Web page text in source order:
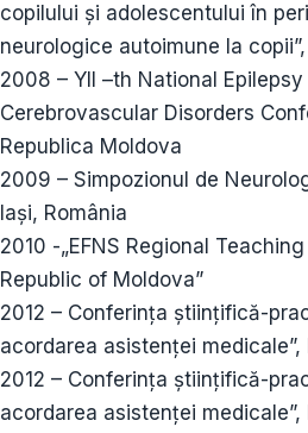
copilului și adolescentului în
neurologice autoimune la
2008 – YII –th National
Cerebrovascular Disorders
Republica Moldova
2009 – Simpozionul de
Iaşi, România
2010 -„EFNS Regional
Republic of Moldova”
2012 – Conferința științifică-
acordarea asistenței medicale”,
2012 – Conferința științifică-
acordarea asistenței medicale”,